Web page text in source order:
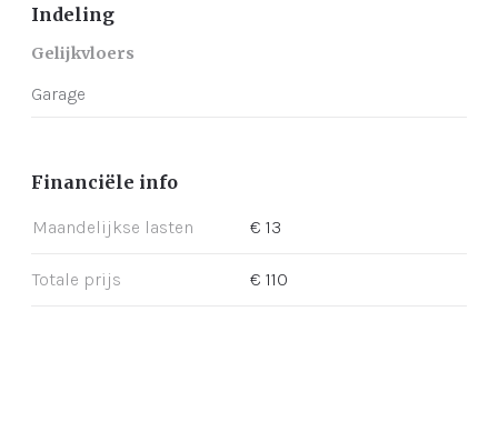
Indeling
Gelijkvloers
Garage
Financiële info
Maandelijkse lasten € 13
Totale prijs € 110